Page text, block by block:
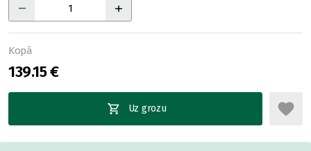
Kopā
139.15 €
Uz grozu